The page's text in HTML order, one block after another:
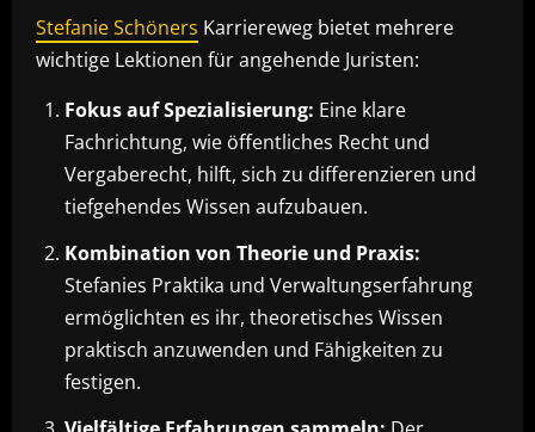
Stefanie Schöners Karriereweg bietet mehrere
wichtige Lektionen für angehende Juristen:
Fokus auf Spezialisierung: Eine klare
Fachrichtung, wie öffentliches Recht und
Vergaberecht, hilft, sich zu differenzieren und
tiefgehendes Wissen aufzubauen.
Kombination von Theorie und Praxis:
Stefanies Praktika und Verwaltungserfahrung
ermöglichten es ihr, theoretisches Wissen
praktisch anzuwenden und Fähigkeiten zu
festigen.